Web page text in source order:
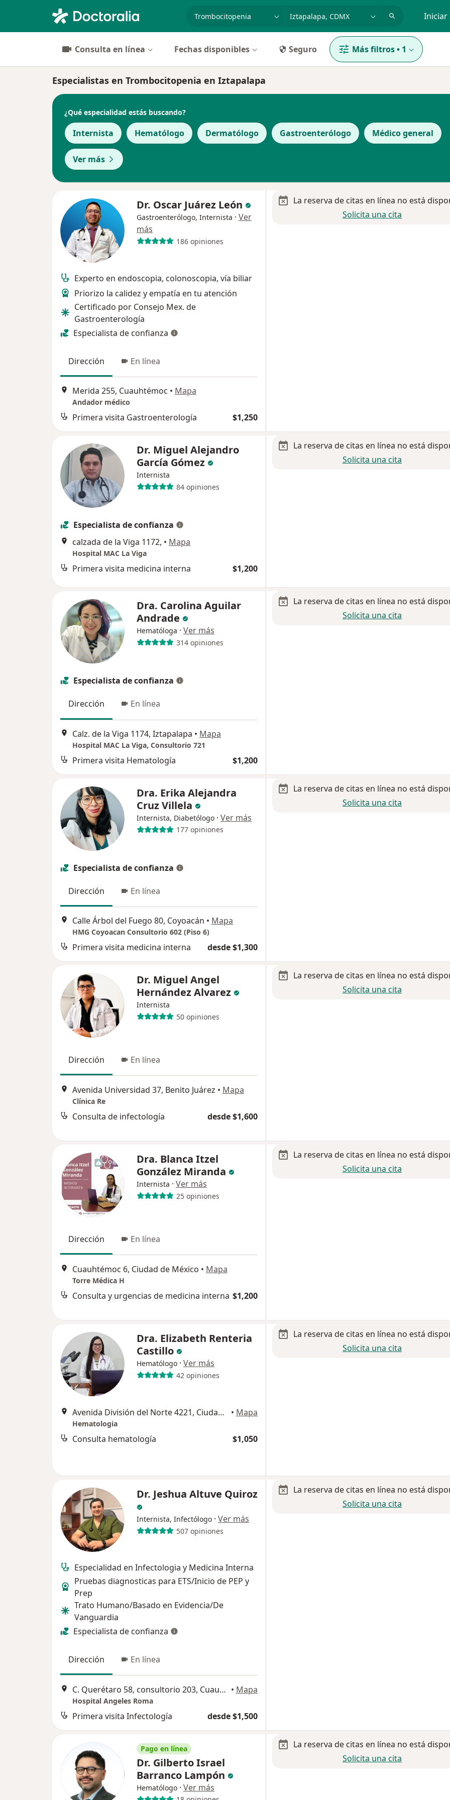
Iniciar
Consulta en línea Fechas disponibles Seguro Más filtros• 1
Especialistas en Trombocitopenia en Iztapalapa
¿Qué especialidad estás buscando?
Internista Hematólogo Dermatólogo Gastroenterólogo Médico general
Ver más
Dr. Oscar Juárez León
Gastroenterólogo, Internista · Ver
más
186 opiniones
Experto en endoscopia, colonoscopia, vía biliar
Priorizo la calidez y empatía en tu atención
Certificado por Consejo Mex. de
Gastroenterología
Especialista de confianza
Dirección En línea
Merida 255, Cuauhtémoc • Mapa
Andador médico
Primera visita Gastroenterología $1,250
La reserva de citas en línea no está
Solicita una cita
Dr. Miguel Alejandro
García Gómez
Internista
84 opiniones
Especialista de confianza
calzada de la Viga 1172, • Mapa
Hospital MAC La Viga
Primera visita medicina interna $1,200
La reserva de citas en línea no está
Solicita una cita
Dra. Carolina Aguilar
Andrade
Hematóloga · Ver más
314 opiniones
Especialista de confianza
Dirección En línea
Calz. de la Viga 1174, Iztapalapa • Mapa
Hospital MAC La Viga, Consultorio 721
Primera visita Hematología $1,200
La reserva de citas en línea no está
Solicita una cita
Dra. Erika Alejandra
Cruz Villela
Internista, Diabetólogo · Ver más
177 opiniones
Especialista de confianza
Dirección En línea
Calle Árbol del Fuego 80, Coyoacán • Mapa
HMG Coyoacan Consultorio 602 (Piso 6)
Primera visita medicina interna desde $1,300
La reserva de citas en línea no está
Solicita una cita
Dr. Miguel Angel
Hernández Alvarez
Internista
50 opiniones
Dirección En línea
Avenida Universidad 37, Benito Juárez • Mapa
Clínica Re
Consulta de infectología desde $1,600
La reserva de citas en línea no está
Solicita una cita
Dra. Blanca Itzel
González Miranda
Internista · Ver más
25 opiniones
Dirección En línea
Cuauhtémoc 6, Ciudad de México • Mapa
Torre Médica H
Consulta y urgencias de medicina interna $1,200
La reserva de citas en línea no está
Solicita una cita
Dra. Elizabeth Renteria
Castillo
Hematólogo · Ver más
42 opiniones
Avenida División del Norte 4221, Ciudad de México • Mapa
Hematologia
Consulta hematología $1,050
La reserva de citas en línea no está
Solicita una cita
Dr. Jeshua Altuve Quiroz
Internista, Infectólogo · Ver más
507 opiniones
Especialidad en Infectologia y Medicina Interna
Pruebas diagnosticas para ETS/Inicio de PEP y
Prep
Trato Humano/Basado en Evidencia/De
Vanguardia
Especialista de confianza
Dirección En línea
C. Querétaro 58, consultorio 203, Cuauhtémoc • Mapa
Hospital Angeles Roma
Primera visita Infectología desde $1,500
La reserva de citas en línea no está
Solicita una cita
Pago en línea
Dr. Gilberto Israel
Barranco Lampón
Hematólogo · Ver más
La reserva de citas en línea no está
Solicita una cita